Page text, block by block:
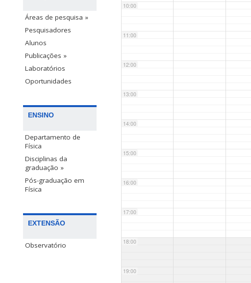
Áreas de pesquisa »
Pesquisadores
Alunos
Publicações »
Laboratórios
Oportunidades
ENSINO
Departamento de
Física
Disciplinas da
graduação »
Pós-graduação em
Física
EXTENSÃO
Observatório
10:00
11:00
12:00
13:00
14:00
15:00
16:00
17:00
18:00
19:00